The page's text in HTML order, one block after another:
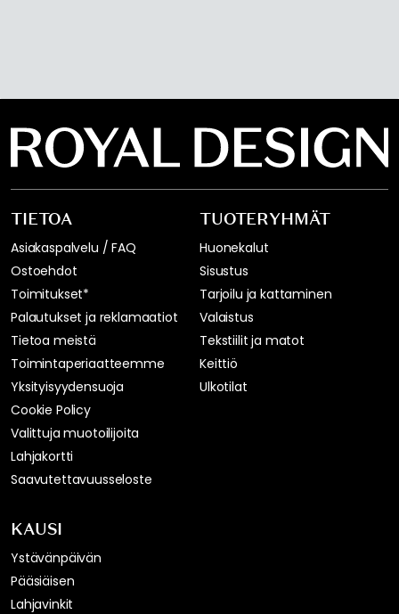
TIETOA
Asiakaspalvelu / FAQ
Ostoehdot
Toimitukset*
Palautukset ja reklamaatiot
Tietoa meistä
Toimintaperiaatteemme
Yksityisyydensuoja
Cookie Policy
Valittuja muotoilijoita
Lahjakortti
Saavutettavuusseloste
TUOTERYHMÄT
Huonekalut
Sisustus
Tarjoilu ja kattaminen
Valaistus
Tekstiilit ja matot
Keittiö
Ulkotilat
KAUSI
Ystävänpäivän
Pääsiäisen
Lahjavinkit